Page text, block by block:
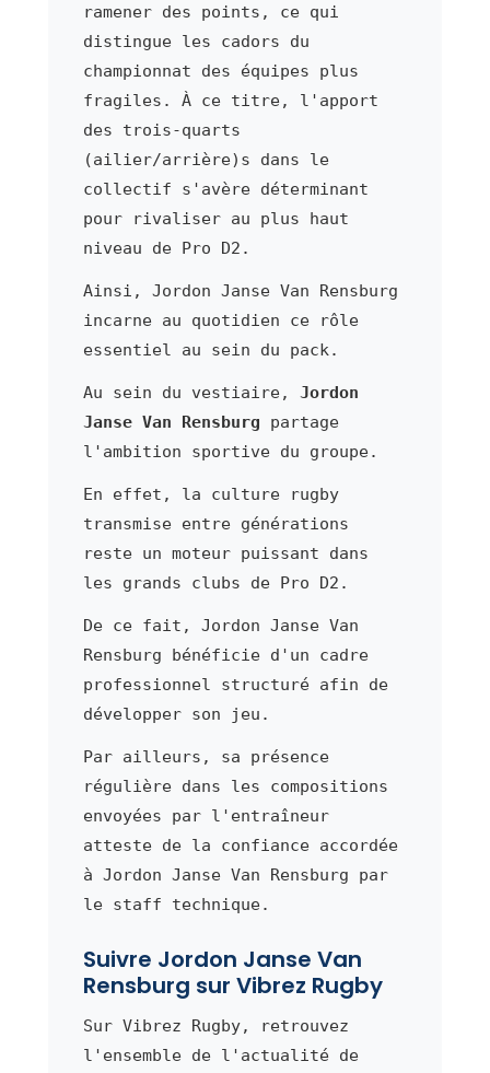
ramener des points, ce qui
distingue les cadors du
championnat des équipes plus
fragiles. À ce titre, l'apport
des trois-quarts
(ailier/arrière)s dans le
collectif s'avère déterminant
pour rivaliser au plus haut
niveau de Pro D2.
Ainsi, Jordon Janse Van Rensburg
incarne au quotidien ce rôle
essentiel au sein du pack.
Au sein du vestiaire, Jordon
Janse Van Rensburg partage
l'ambition sportive du groupe.
En effet, la culture rugby
transmise entre générations
reste un moteur puissant dans
les grands clubs de Pro D2.
De ce fait, Jordon Janse Van
Rensburg bénéficie d'un cadre
professionnel structuré afin de
développer son jeu.
Par ailleurs, sa présence
régulière dans les compositions
envoyées par l'entraîneur
atteste de la confiance accordée
à Jordon Janse Van Rensburg par
le staff technique.
Suivre Jordon Janse Van
Rensburg sur Vibrez Rugby
Sur Vibrez Rugby, retrouvez
l'ensemble de l'actualité de